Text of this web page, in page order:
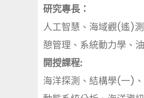
研究專長：
人工智慧、海域觀(遙)
憩管理、系統動力學、
開授課程:
海洋探測、結構學(一)